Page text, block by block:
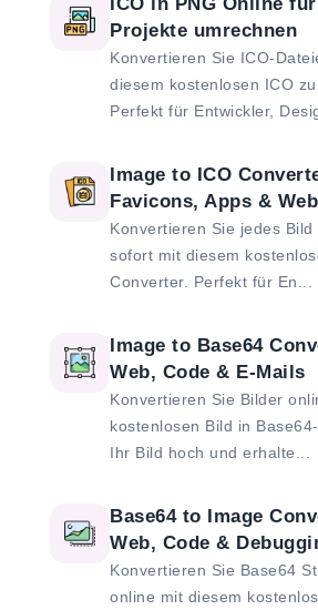
Projekte umrechnen
Konvertieren Sie ICO-
diesem kostenlosen ICO
Perfekt für Entwickler,
Image to ICO
Favicons, Apps &
Konvertieren Sie jedes
sofort mit diesem
Converter. Perfekt für En...
Image to Base64
Web, Code & E-Mails
Konvertieren Sie Bilder
kostenlosen Bild in
Ihr Bild hoch und erhalte...
Base64 to Image
Web, Code &
Konvertieren Sie Base64
online mit diesem